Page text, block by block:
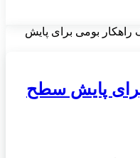
بومی برای پایش
پایش سطح